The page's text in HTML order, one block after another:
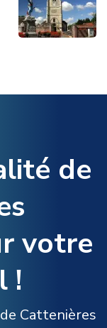
de
votre
!
Cattenières